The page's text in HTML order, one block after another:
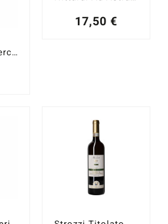
Castello di Querceto Vin Santo 2020
17,50 €